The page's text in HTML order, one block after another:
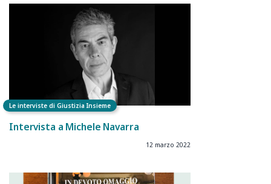
Le interviste di Giustizia Insieme
Intervista a Michele Navarra
12 marzo 2022